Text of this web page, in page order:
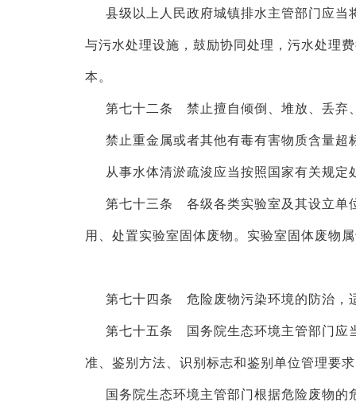
县级以上人民政府城镇排水主管部门应
与污水处理设施，鼓励协同处理，污水处理
本。
第七十二条 禁止擅自倾倒、堆放、丢弃
禁止重金属或者其他有毒有害物质含量超
从事水体清淤疏浚应当按照国家有关规
第七十三条 各级各类实验室及其设立单
用、处置实验室固体废物。实验室固体废物
第七十四条 危险废物污染环境的防治，
第七十五条 国务院生态环境主管部门应
准、鉴别方法、识别标志和鉴别单位管理要
国务院生态环境主管部门根据危险废物